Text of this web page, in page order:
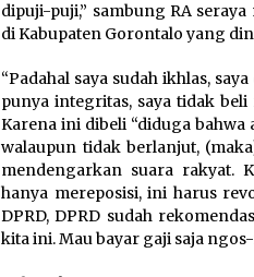
dipuji-puji,” sambung RA
di Kabupaten Gorontalo yang
“Padahal saya sudah ikhlas,
punya integritas, saya tidak
Karena ini dibeli “diduga
walaupun tidak berlanjut,
mendengarkan suara rakyat.
hanya mereposisi, ini harus
DPRD, DPRD sudah
kita ini. Mau bayar gaji saja